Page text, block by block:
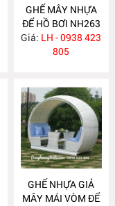
GHẾ MÂY NHỰA
ĐỂ HỒ BƠI NH263
Giá: LH - 0938 423
805
GHẾ NHỰA GIẢ
MÂY MÁI VÒM ĐỂ